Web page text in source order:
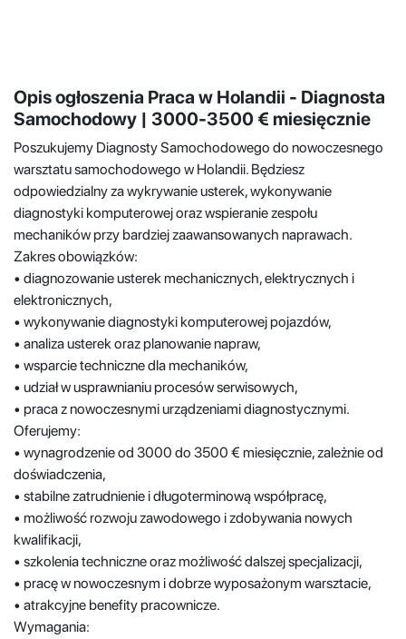
Opis ogłoszenia Praca w Holandii - Diagnosta
Samochodowy | 3000-3500 € miesięcznie
Poszukujemy Diagnosty Samochodowego do nowoczesnego
warsztatu samochodowego w Holandii. Będziesz
odpowiedzialny za wykrywanie usterek, wykonywanie
diagnostyki komputerowej oraz wspieranie zespołu
mechaników przy bardziej zaawansowanych naprawach.
Zakres obowiązków:
• diagnozowanie usterek mechanicznych, elektrycznych i
elektronicznych,
• wykonywanie diagnostyki komputerowej pojazdów,
• analiza usterek oraz planowanie napraw,
• wsparcie techniczne dla mechaników,
• udział w usprawnianiu procesów serwisowych,
• praca z nowoczesnymi urządzeniami diagnostycznymi.
Oferujemy:
• wynagrodzenie od 3000 do 3500 € miesięcznie, zależnie od
doświadczenia,
• stabilne zatrudnienie i długoterminową współpracę,
• możliwość rozwoju zawodowego i zdobywania nowych
kwalifikacji,
• szkolenia techniczne oraz możliwość dalszej specjalizacji,
• pracę w nowoczesnym i dobrze wyposażonym warsztacie,
• atrakcyjne benefity pracownicze.
Wymagania: